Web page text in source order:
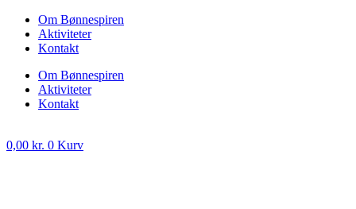
Om Bønnespiren
Aktiviteter
Kontakt
Om Bønnespiren
Aktiviteter
Kontakt
0,00 kr. 0 Kurv